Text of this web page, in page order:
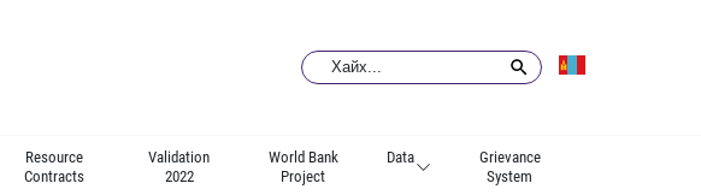
Resource
Contracts
Validation
2022
World Bank
Project
Data
Grievance
System